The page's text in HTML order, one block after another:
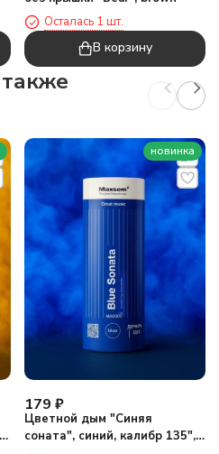
Осталась 1 шт.
В корзину
новинка
179 ₽
Цветной дым "Синяя
соната", синий, калибр 135",